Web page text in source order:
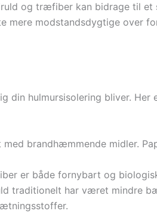
og træfiber kan bidrage til et
mere modstandsdygtige over
din hulmursisolering bliver.
brandhæmmende midler.
er både fornybart og
traditionelt har været mindre